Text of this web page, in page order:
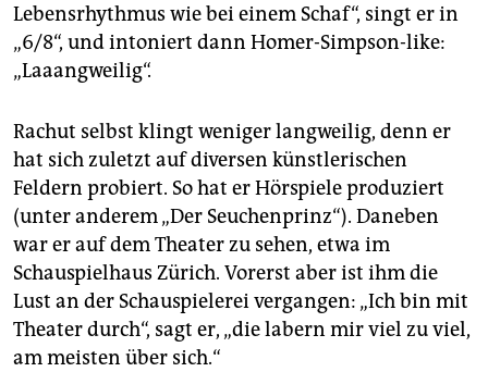
Lebensrhythmus wie bei einem Schaf“, singt er in
„6/8“, und intoniert dann Homer-Simpson-like:
„Laaangweilig“.
Rachut selbst klingt weniger langweilig, denn er
hat sich zuletzt auf diversen künstlerischen
Feldern probiert. So hat er Hörspiele produziert
(unter anderem „Der Seuchenprinz“). Daneben
war er auf dem Theater zu sehen, etwa im
Schauspielhaus Zürich. Vorerst aber ist ihm die
Lust an der Schauspielerei vergangen: „Ich bin mit
Theater durch“, sagt er, „die labern mir viel zu viel,
am meisten über sich.“